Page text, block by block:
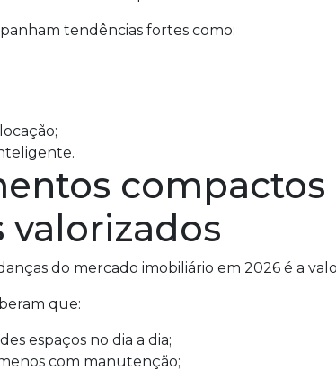
tendências fortes como:
compactos
valorizados
do mercado imobiliário em 2026 é a
que:
espaços no dia a dia;
com manutenção;